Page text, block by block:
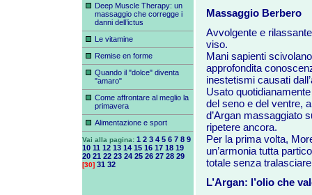
Deep Muscle Therapy: un
massaggio che corregge i
danni dell’ictus
Le vitamine
Remise en forme
Quando il "dolce" diventa
"amaro"
Come affrontare al meglio la
primavera
Alimentazione e sport
Vai alla pagina: 1 2 3 4 5 6 7 8 9
10 11 12 13 14 15 16 17 18 19
20 21 22 23 24 25 26 27 28 29
[30] 31 32
Massaggio Berbero
Avvolgente e
viso.
Mani sapienti
approfondita
inestetismi causati
Usato
del seno e del ventre,
d’Argan massaggiato
ripetere ancora.
Per la prima volta,
un’armonia tutta
totale senza
L’Argan: l’olio che